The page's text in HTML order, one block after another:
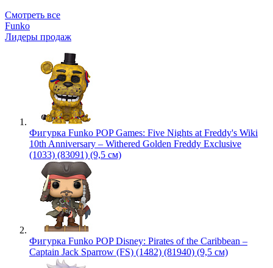
Смотреть все
Funko
Лидеры продаж
Фигурка Funko POP Games: Five Nights at Freddy's Wiki
10th Anniversary – Withered Golden Freddy Exclusive
(1033) (83091) (9,5 см)
Фигурка Funko POP Disney: Pirates of the Caribbean –
Captain Jack Sparrow (FS) (1482) (81940) (9,5 см)